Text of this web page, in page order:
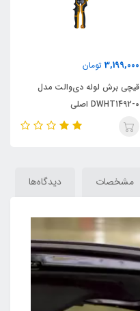
3,199,000 تومان
قیچی برش لوله دی‌والت مدل
DWHT1492-0 اصلی
مشخصات دیدگاه‌ها